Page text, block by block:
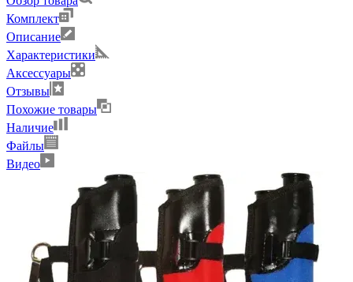
Комплект
Описание
Характеристики
Аксессуары
Отзывы
Похожие товары
Наличие
Файлы
Видео